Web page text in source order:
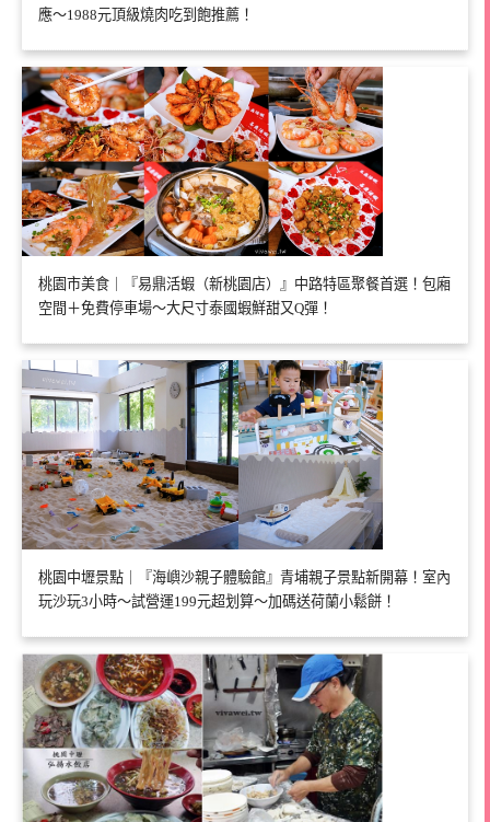
應～1988元頂級燒肉吃到飽推薦！
桃園市美食｜『易鼎活蝦（新桃園店）』中路特區聚餐首選！包廂
空間＋免費停車場～大尺寸泰國蝦鮮甜又Q彈！
桃園中壢景點｜『海嶼沙親子體驗館』青埔親子景點新開幕！室內
玩沙玩3小時～試營運199元超划算～加碼送荷蘭小鬆餅！